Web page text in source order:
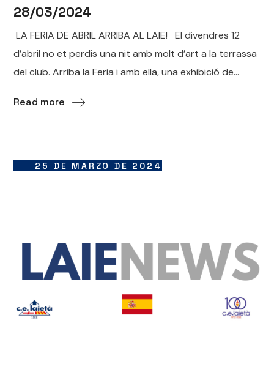
28/03/2024
LA FERIA DE ABRIL ARRIBA AL LAIE! El divendres 12
d’abril no et perdis una nit amb molt d’art a la terrassa
del club. Arriba la Feria i amb ella, una exhibició de...
Read more
25 DE MARZO DE 2024